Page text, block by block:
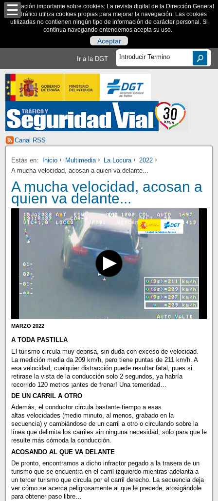
Información importante sobre cookies: La revista digital de la Dirección General
de Tráfico utiliza cookies propias para mejorar la navegación. Las cookies
utilizadas no contienen ningún tipo de información de carácter personal. Si
continua navegando entendemos acepta su uso.
Aceptar
Ir a la DGT
Canal RSS
Estás en: Inicio Multimedia La Locura
2022
A mucha velocidad, acosan a quien va delante...
A mucha velocidad, acosan a
quien va delante...
MARZO 2022
A TODA PASTILLA
El turismo circula muy deprisa, sin duda con exceso de velocidad.
La medición media da 209 km/h, pero tiene puntas de 211 km/h. A
esa velocidad, cualquier distracción puede resultar fatal, pues si
retirase la vista de la conducción solo 2 segundos, ya habría
recorrido 120 metros ¡antes de frenar! Una temeridad…
DE UN CARRIL A OTRO
Además, el conductor circula bastante tiempo a esas
altas velocidades (medio minuto, al menos, grabado en la
secuencia) y cambiándose de un carril a otro o circulando sobre la
línea que delimita los carriles sin ninguna necesidad, solo para que le
resulte más cómoda la conducción.
ACOSANDO AL QUE VA DELANTE
De pronto, encontramos a dicho infractor pegado a la trasera de un
turismo que se encuentra en el carril izquierdo mientras adelanta a
un tercer turismo que circula por el carril derecho. La secuencia deja
ver cómo se acerca peligrosamente al que le precede, atosigándole
para obtener paso libre…